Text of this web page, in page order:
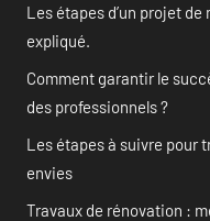
Les étapes d’un projet
expliqué.
Comment garantir le
des professionnels ?
Les étapes à suivre pour
envies
Travaux de rénovation :